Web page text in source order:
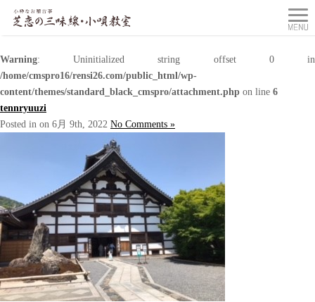
Warning: Uninitialized string offset 0 in
/home/cmspro16/rensi26.com/public_html/wp-
content/themes/standard_black_cmspro/attachment.php on line 6
tennryuuzi
Posted in on 6月 9th, 2022 No Comments »